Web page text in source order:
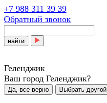
+7 988 311 39 39
Обратный звонок
найти
Геленджик
Ваш город Геленджик?
Да, все верно Выбрать другой